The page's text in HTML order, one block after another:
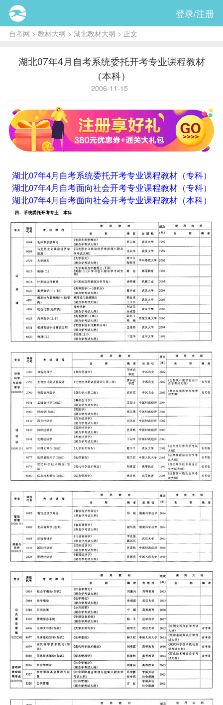
登录/注册
自考网 > 教材大纲 > 湖北教材大纲 > 正文
湖北07年4月自考系统委托开考专业课程教材
（本科）
2006-11-15
湖北07年4月自考系统委托开考专业课程教材（专科）
湖北07年4月自考面向社会开考专业课程教材（专科）
湖北07年4月自考面向社会开考专业课程教材（本科）